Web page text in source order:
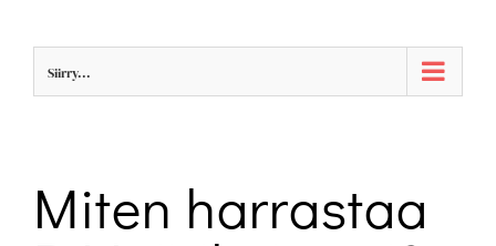
Siirry...
Miten harrastaa